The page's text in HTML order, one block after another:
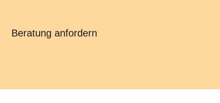
Beratung anfordern